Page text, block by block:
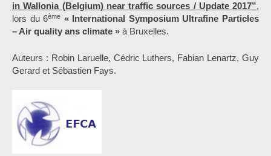
in Wallonia (Belgium) near traffic sources / Update 2017”,
lors du 6ème « International Symposium Ultrafine Particles
– Air quality ans climate » à Bruxelles.
Auteurs : Robin Laruelle, Cédric Luthers, Fabian Lenartz, Guy
Gerard et Sébastien Fays.